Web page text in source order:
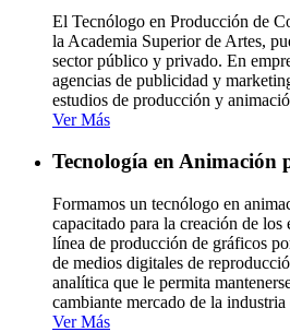
El Tecnólogo en Producción de
la Academia Superior de Artes,
sector público y privado. En
agencias de publicidad y
estudios de producción y
Ver Más
Tecnología en Animación
Formamos un tecnólogo en
capacitado para la creación de los
línea de producción de gráficos
de medios digitales de
analítica que le permita
cambiante mercado de la
Ver Más